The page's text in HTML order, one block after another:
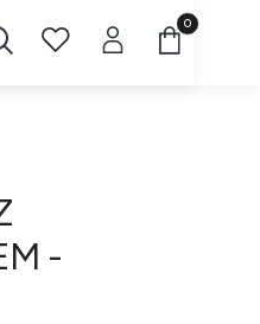
Produkty w
-